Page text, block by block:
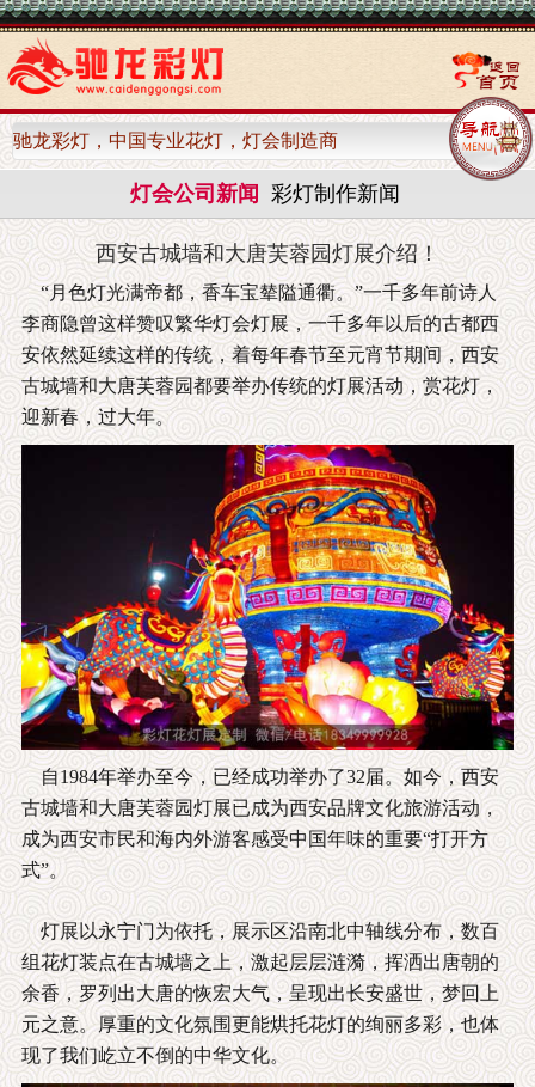
驰龙彩灯，中国专业花灯，灯会制造商
灯会公司新闻 彩灯制作新闻
西安古城墙和大唐芙蓉园灯展介绍！
“月色灯光满帝都，香车宝辇隘通衢。”一千多年前诗人
李商隐曾这样赞叹繁华灯会灯展，一千多年以后的古都西
安依然延续这样的传统，着每年春节至元宵节期间，西安
古城墙和大唐芙蓉园都要举办传统的灯展活动，赏花灯，
迎新春，过大年。
自1984年举办至今，已经成功举办了32届。如今，西安
古城墙和大唐芙蓉园灯展已成为西安品牌文化旅游活动，
成为西安市民和海内外游客感受中国年味的重要“打开方
式”。
灯展以永宁门为依托，展示区沿南北中轴线分布，数百
组花灯装点在古城墙之上，激起层层涟漪，挥洒出唐朝的
余香，罗列出大唐的恢宏大气，呈现出长安盛世，梦回上
元之意。厚重的文化氛围更能烘托花灯的绚丽多彩，也体
现了我们屹立不倒的中华文化。